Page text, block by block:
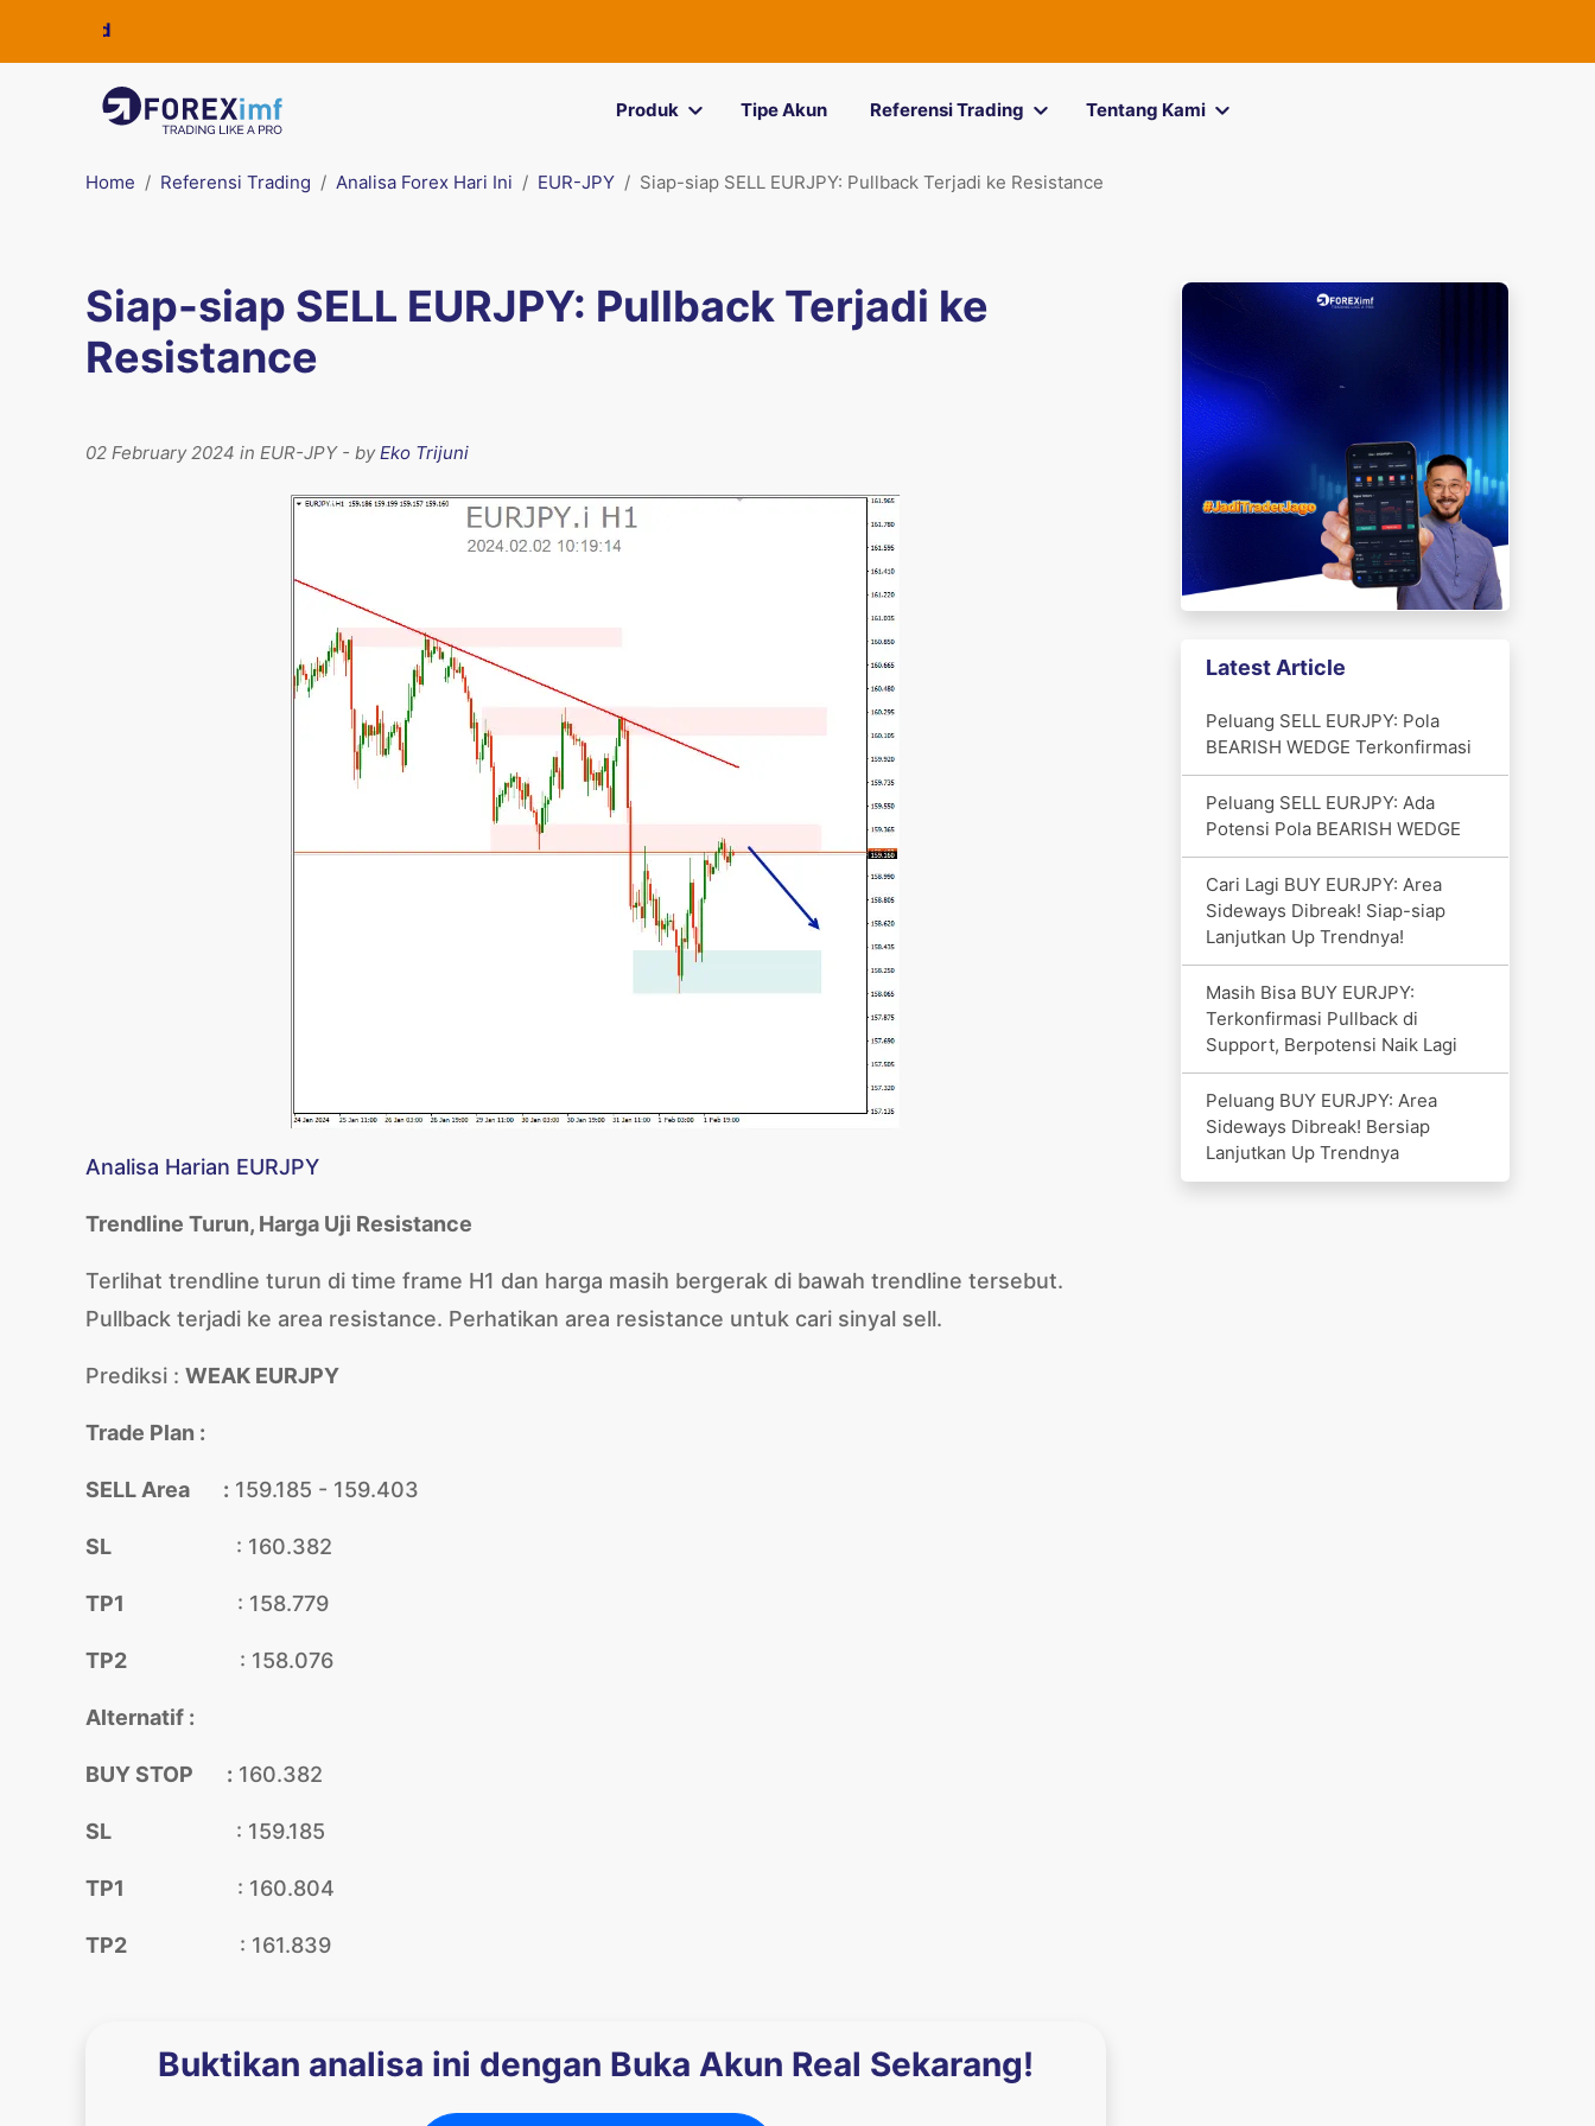
Produk Tipe Akun Referensi Trading Tentang Kami
Home Referensi Trading Analisa Forex Hari Ini EUR-JPY Siap-siap SELL EURJPY: Pullback Terjadi ke Resistance
Siap-siap SELL EURJPY: Pullback Terjadi ke
Resistance
02 February 2024 in EUR-JPY - byEko Trijuni
Analisa Harian EURJPY
Trendline Turun, Harga Uji Resistance
Terlihat trendline turun di time frame H1 dan harga masih bergerak di bawah trendline tersebut.
Pullback terjadi ke area resistance. Perhatikan area resistance untuk cari sinyal sell.
Prediksi : WEAK EURJPY
Trade Plan :
SELL Area : 159.185 - 159.403
SL : 160.382
TP1 : 158.779
TP2 : 158.076
Alternatif :
BUY STOP : 160.382
SL : 159.185
TP1 : 160.804
TP2 : 161.839
Buktikan analisa ini dengan Buka Akun Real Sekarang!
Latest Article
Peluang SELL EURJPY: Pola
BEARISH WEDGE Terkonfirmasi
Peluang SELL EURJPY: Ada
Potensi Pola BEARISH WEDGE
Cari Lagi BUY EURJPY: Area
Sideways Dibreak! Siap-siap
Lanjutkan Up Trendnya!
Masih Bisa BUY EURJPY:
Terkonfirmasi Pullback di
Support, Berpotensi Naik Lagi
Peluang BUY EURJPY: Area
Sideways Dibreak! Bersiap
Lanjutkan Up Trendnya